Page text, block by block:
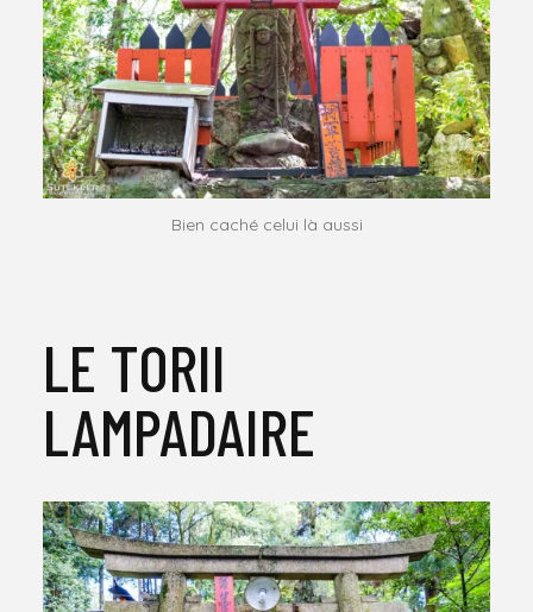
Bien caché celui là aussi
LE TORII
LAMPADAIRE